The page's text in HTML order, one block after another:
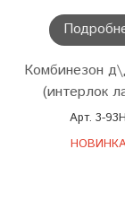
Комбинезон
(интерлок
Арт. 3-93Н